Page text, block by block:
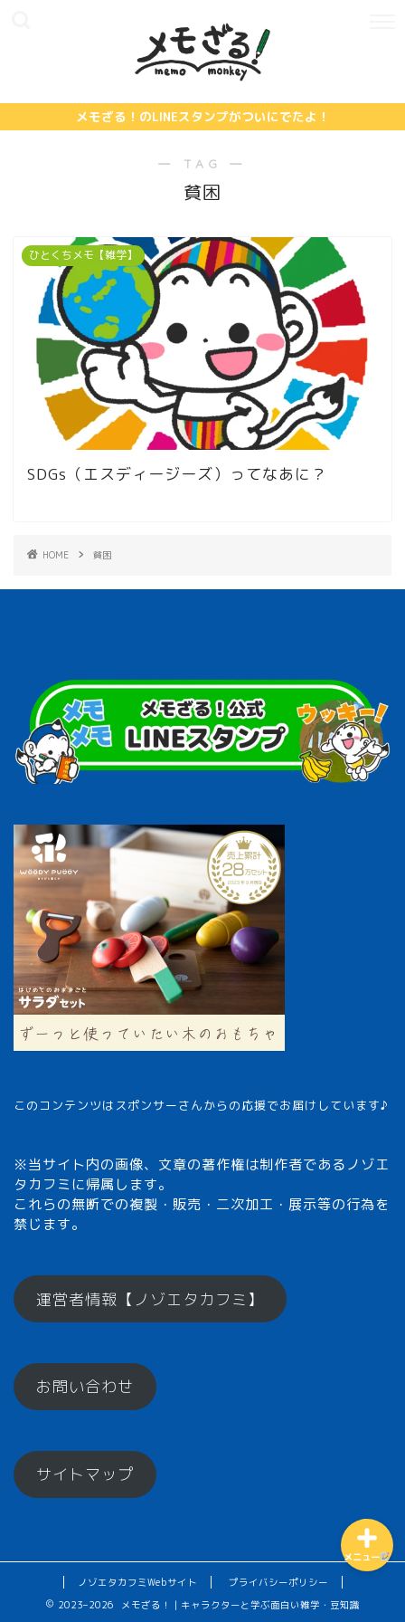
メモざる！のLINEスタンプがついにでたよ！
― TAG ―
貧困
ひとくちメモ【雑学】
SDGs（エスディージーズ）ってなあに？
HOME 貧困
このコンテンツはスポンサーさんからの応援でお届けしています♪
※当サイト内の画像、文章の著作権は制作者であるノゾエ
タカフミに帰属します。
これらの無断での複製・販売・二次加工・展示等の行為を
禁じます。
運営者情報【ノゾエタカフミ】
お問い合わせ
サイトマップ
ノゾエタカフミWebサイト
プライバシーポリシー
2023–2026 メモざる！｜キャラクターと学ぶ面白い雑学・豆知識
メニュー
メモざるとは？